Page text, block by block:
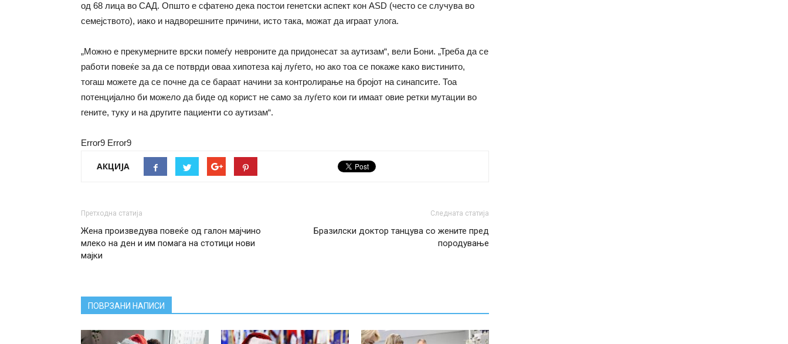
од 68 лица во САД. Општо е сфатено дека постои генетски аспект кон ASD (често се случува во
семејството), иако и надворешните причини, исто така, можат да играат улога.
„Можно е прекумерните врски помеѓу невроните да придонесат за аутизам“, вели Бони. „Треба да се
работи повеќе за да се потврди оваа хипотеза кај луѓето, но ако тоа се покаже како вистинито,
тогаш можете да се почне да се бараат начини за контролирање на бројот на синапсите. Тоа
потенцијално би можело да биде од корист не само за луѓето кои ги имаат овие ретки мутации во
гените, туку и на другите пациенти со аутизам“.
Error9 Error9
АКЦИЈА
Претходна статија
Жена произведува повеќе од галон мајчино
млеко на ден и им помага на стотици нови
мајки
Следната статија
Бразилски доктор танцува со жените пред
породување
ПОВРЗАНИ НАПИСИ